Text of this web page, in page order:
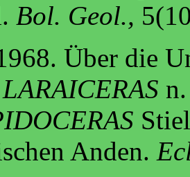
Bol. Geol.,
Über die
LARAICERAS
Anden.